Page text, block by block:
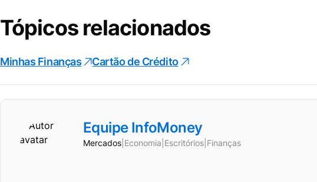
Tópicos relacionados
Minhas Finanças Cartão de Crédito
Equipe InfoMoney
Mercados Economia Escritórios Finanças